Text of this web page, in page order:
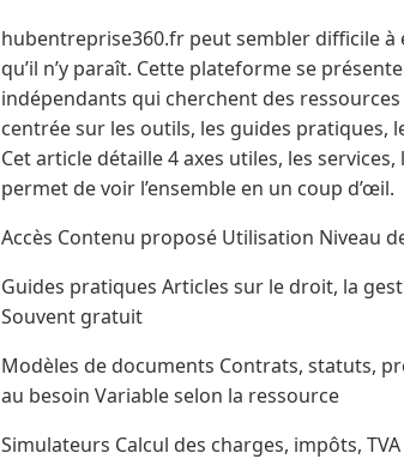
hubentreprise360.fr peut sembler difficile à
qu’il n’y paraît. Cette plateforme se
indépendants qui cherchent des
centrée sur les outils, les guides pratiques,
Cet article détaille 4 axes utiles, les
permet de voir l’ensemble en un coup d’œil.
Accès Contenu proposé Utilisation Niveau
Guides pratiques Articles sur le droit, la
Souvent gratuit
Modèles de documents Contrats, statuts,
au besoin Variable selon la ressource
Simulateurs Calcul des charges, impôts,